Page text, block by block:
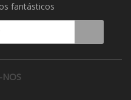
fantásticos
NOS